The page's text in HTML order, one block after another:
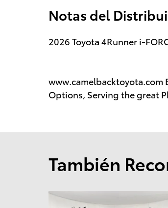
Notas del
2026 Toyota 4Runner i-
www.camelbacktoyota.com
Options, Serving the great
También